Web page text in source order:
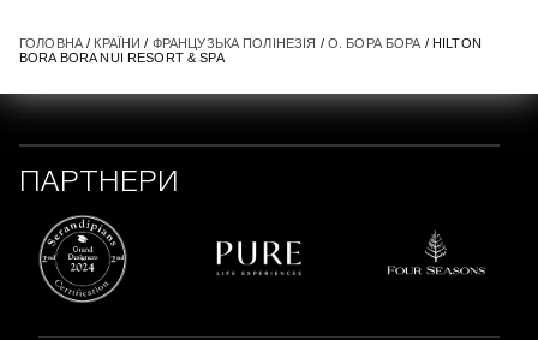
ГОЛОВНА/ КРАЇНИ / ФРАНЦУЗЬКА ПОЛІНЕЗІЯ / О. БОРА БОРА / HILTON
BORA BORA NUI RESORT & SPA
ПАРТНЕРИ